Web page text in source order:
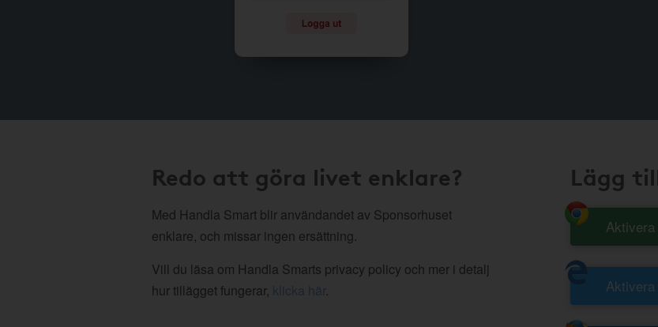
Redo att göra livet enklare?
Med Handla Smart blir användandet av Sponsorhuset
enklare, och missar ingen ersättning.
Vill du läsa om Handla Smarts privacy policy och mer i detalj
hur tillägget fungerar,
.
Lägg